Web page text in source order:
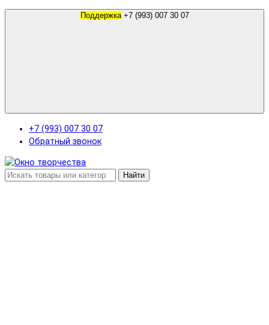
Поддержка +7 (993) 007 30 07
+7 (993) 007 30 07
Обратный звонок
Найти